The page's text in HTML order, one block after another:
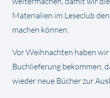
Materialien im Leseclub
machen können.
Vor Weihnachten haben
Buchlieferung bekommen,
wieder neue Bücher zur